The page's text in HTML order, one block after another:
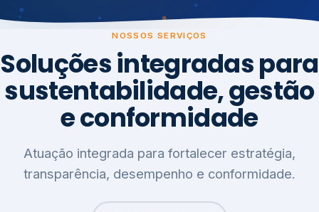
NOSSOS SERVIÇOS
Soluções integradas para
sustentabilidade, gestão
e conformidade
Atuação integrada para fortalecer estratégia,
transparência, desempenho e conformidade.